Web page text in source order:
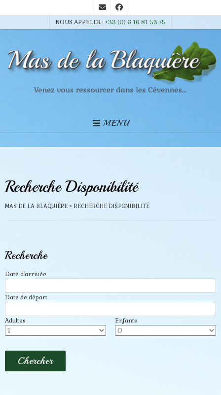
NOUS APPELER :+33 (0) 6 16 81 53 75
MENU
Recherche Disponibilité
MAS DE LA BLAQUIÈRE > RECHERCHE DISPONIBILITÉ
Recherche
Date d'arrivée
Date de départ
Adultes Enfants